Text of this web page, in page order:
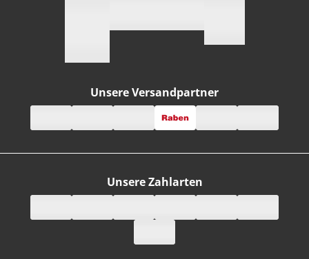
Unsere Zahlarten
Unsere Versandpartner